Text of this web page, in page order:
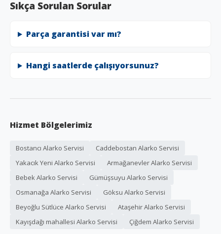
Sıkça Sorulan Sorular
Parça garantisi var mı?
Hangi saatlerde çalışıyorsunuz?
Hizmet Bölgelerimiz
Bostancı Alarko Servisi
Caddebostan Alarko Servisi
Yakacık Yeni Alarko Servisi
Armağanevler Alarko Servisi
Bebek Alarko Servisi
Gümüşsuyu Alarko Servisi
Osmanağa Alarko Servisi
Göksu Alarko Servisi
Beyoğlu Sütlüce Alarko Servisi
Ataşehir Alarko Servisi
Kayışdağı mahallesi Alarko Servisi
Çiğdem Alarko Servisi